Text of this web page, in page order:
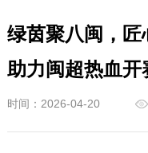
绿茵聚八闽，
助力闽超热血开
时间：2026-04-20